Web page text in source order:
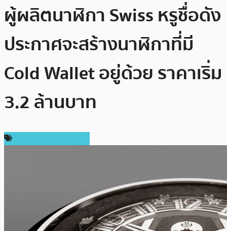
ผู้ผลิตนาฬิกา Swiss หรูชื่อดัง
ประกาศจะสร้างนาฬิกาที่มี
Cold Wallet อยู่ด้วย ราคาเริ่ม
3.2 ล้านบาท